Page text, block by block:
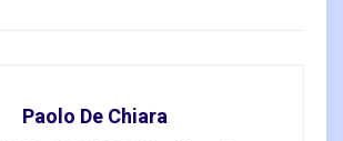
Paolo De Chiara